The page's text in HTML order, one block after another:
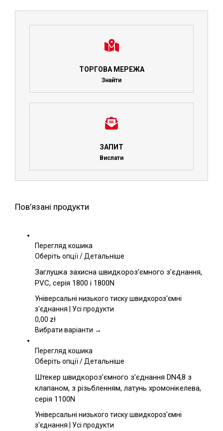
ТОРГОВА МЕРЕЖА
Знайти
ЗАПИТ
Вислати
Пов’язані продукти
Перегляд кошика
Оберіть опціїЦей
має
кілька
варіантів.
Параметри
вибрати
сторінці
товару
/Детальніше
Заглушка захисна швидкороз’ємного з’єднання,
PVC, серія 1800 і 1800N
Універсальні низького тиску швидкороз'ємні
з'єднання | Усі продукти
0,00 zł
Вибрати варіанти →
Перегляд кошика
Оберіть опціїЦей
має
кілька
Параметри
можна
/Детальніше
Штекер швидкороз’ємного з’єднання DN4,8 з
клапаном, з різьбленням, латунь хромонікелева,
серія 1100N
Універсальні низького тиску швидкороз'ємні
з'єднання | Усі продукти